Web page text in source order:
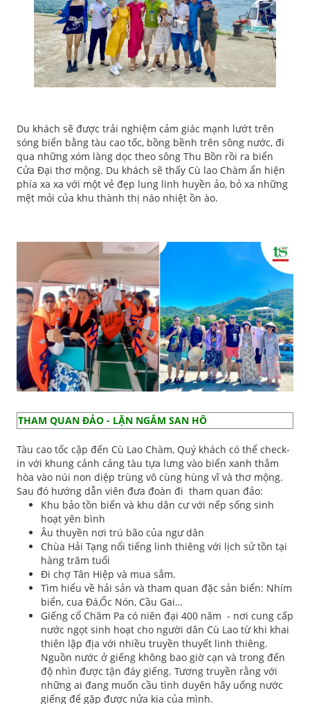
Du khách sẽ được trải nghiệm cảm giác mạnh lướt trên
sóng biển bằng tàu cao tốc, bồng bềnh trên sông nước, đi
qua những xóm làng dọc theo sông Thu Bồn rồi ra biển
Cửa Đại thơ mộng. Du khách sẽ thấy Cù lao Chàm ẩn hiện
phía xa xa với một vẻ đẹp lung linh huyền ảo, bỏ xa những
mệt mỏi của khu thành thị náo nhiệt ồn ào.
THAM QUAN ĐẢO - LẶN NGẮM SAN HÔ
Tàu cao tốc cập đến Cù Lao Chàm, Quý khách có thể check-
in với khung cảnh cảng tàu tựa lưng vào biển xanh thẳm
hòa vào núi non diệp trùng vô cùng hùng vĩ và thơ mộng.
Sau đó hướng dẫn viên đưa đoàn đi tham quan đảo:
Khu bảo tồn biển và khu dân cư với nếp sống sinh
hoạt yên bình
Âu thuyền nơi trú bão của ngư dân
Chùa Hải Tạng nổi tiếng linh thiêng với lịch sử tồn tại
hàng trăm tuổi
Đi chợ Tân Hiệp và mua sắm.
Tìm hiểu về hải sản và tham quan đặc sản biển: Nhím
biển, cua Đá,Ốc Nón, Cầu Gai…
Giếng cổ Chăm Pa có niên đại 400 năm - nơi cung cấp
nước ngọt sinh hoạt cho người dân Cù Lao từ khi khai
thiên lập địa với nhiều truyền thuyết linh thiêng.
Nguồn nước ở giếng không bao giờ cạn và trong đến
độ nhìn được tận đáy giếng. Tương truyền rằng với
những ai đang muốn cầu tình duyên hãy uống nước
giếng để gặp được nửa kia của mình.